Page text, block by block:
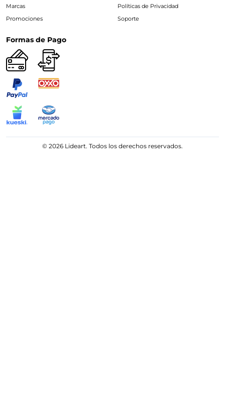
Marcas
Promociones
Políticas de Privacidad
Soporte
Formas de Pago
© 2026 Lideart. Todos los derechos reservados.